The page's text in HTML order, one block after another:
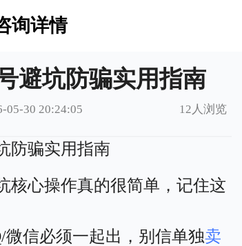
询详情
避坑防骗实用指南
05-30 20:24:05 12人浏览
防骗实用指南
核心操作真的很简单，记住这
微信必须一起出，别信单独卖